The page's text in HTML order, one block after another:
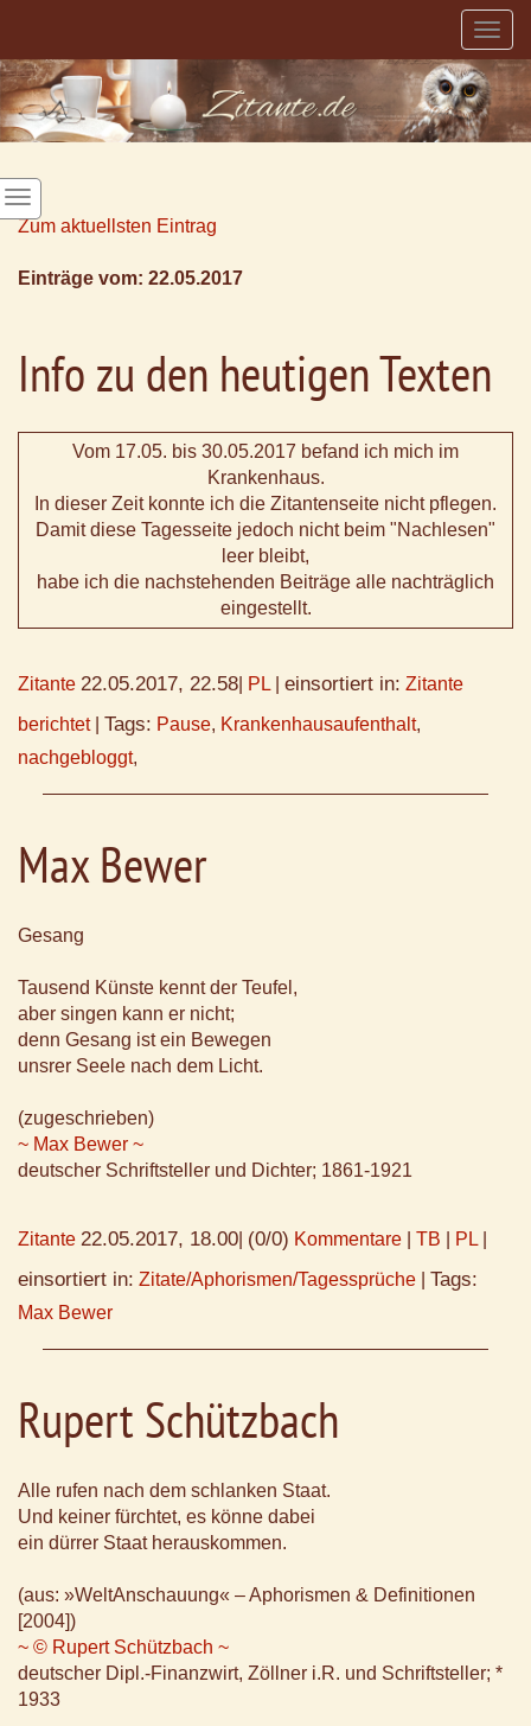
Zum aktuellsten Eintrag
Einträge vom: 22.05.2017
Info zu den heutigen Texten
Vom 17.05. bis 30.05.2017 befand ich mich im
Krankenhaus.
In dieser Zeit konnte ich die Zitantenseite nicht pflegen.
Damit diese Tagesseite jedoch nicht beim "Nachlesen"
leer bleibt,
habe ich die nachstehenden Beiträge alle nachträglich
eingestellt.
Zitante 22.05.2017, 22.58 PL einsortiert in: Zitante
berichtet| Tags: Pause, Krankenhausaufenthalt,
nachgebloggt,
Max Bewer
Gesang
Tausend Künste kennt der Teufel,
aber singen kann er nicht;
denn Gesang ist ein Bewegen
unsrer Seele nach dem Licht.
(zugeschrieben)
~ Max Bewer ~
deutscher Schriftsteller und Dichter; 1861-1921
Zitante 22.05.2017, 18.00 (0/0) Kommentare TB PL
einsortiert in: Zitate/Aphorismen/Tagessprüche Tags:
Max Bewer
Rupert Schützbach
Alle rufen nach dem schlanken Staat.
Und keiner fürchtet, es könne dabei
ein dürrer Staat herauskommen.
(aus: »WeltAnschauung« – Aphorismen & Definitionen
[2004])
~ © Rupert Schützbach ~
deutscher Dipl.-Finanzwirt, Zöllner i.R. und Schriftsteller; *
1933